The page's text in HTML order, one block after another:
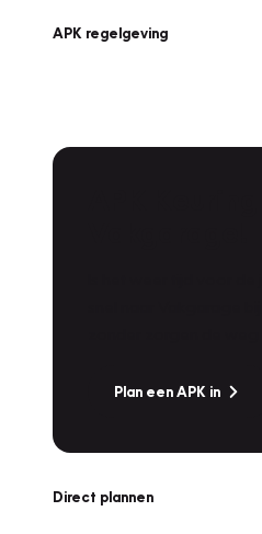
APK regelgeving
Plan een APK in
Direct plannen